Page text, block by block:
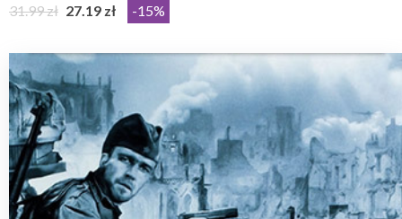
31.99 zł 27.19 zł -15%